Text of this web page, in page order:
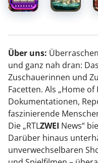
Über uns:
und ganz nah dran:
Zuschauerinnen und
Facetten. Als „Home of
Dokumentationen,
faszinierende
Die „RTLZWEI News“
Darüber hinaus
unverwechselbaren